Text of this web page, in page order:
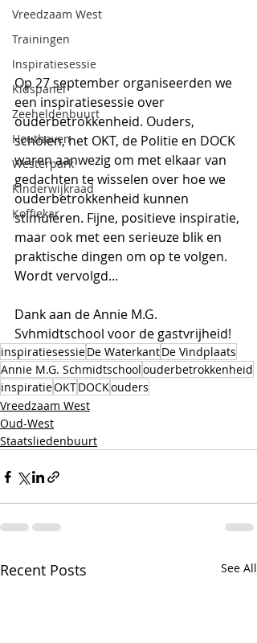
Vreedzaam West
Trainingen
Inspiratiesessie
Kidspanel
Zeeheldenbuurt
Houthaven
Westerpark
Kinderwijkraad
Koffiekar
Op 27 september organiseerden we
een inspiratiesessie over
ouderbetrokkenheid. Ouders,
scholen, het OKT, de Politie en DOCK
waren aanwezig om met elkaar van
gedachten te wisselen over hoe we
ouderbetrokkenheid kunnen
stimuleren. Fijne, positieve inspiratie,
maar ook met een serieuze blik en
praktische dingen om op te volgen.
Wordt vervolgd...
Dank aan de Annie M.G.
Svhmidtschool voor de gastvrijheid!
inspiratiesessieDe WaterkantDe Vindplaats
Annie M.G. Schmidtschoolouderbetrokkenheid
inspiratieOKTDOCKouders
Vreedzaam West
Oud-West
Staatsliedenbuurt
Recent Posts See All